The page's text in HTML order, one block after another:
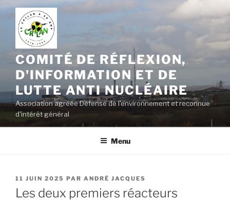
Aller
contenu
principal
COMITÉ DE RÉFLEXION,
D'INFORMATION ET DE
LUTTE ANTI NUCLÉAIRE
Association agréée Défense de l'environnement et reconnue
d'intérêt général
Menu
PUBLIÉ
LE
11 JUIN 2025 PAR ANDRÉ JACQUES
Les deux premiers réacteurs